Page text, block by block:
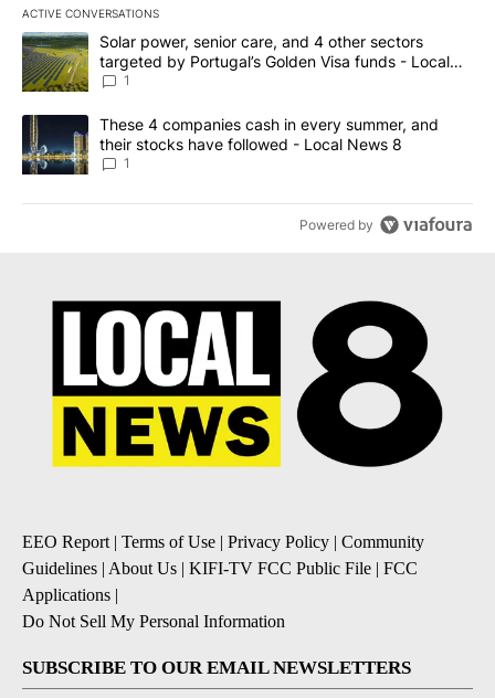
ACTIVE CONVERSATIONS
The following is a list of the most commented articles in the last
A trending article titled "Solar power, senior care, and 4 other
Solar power, senior care, and 4 other sectors
targeted by Portugal’s Golden Visa funds - Local
News 8
1
A trending article titled "These 4 companies cash in every
These 4 companies cash in every summer, and
their stocks have followed - Local News 8
1
Powered by
EEO Report| Terms of Use | Privacy Policy | Community
Guidelines | About Us | KIFI-TV FCC Public File | FCC
Applications |
Do Not Sell My Personal Information
SUBSCRIBE TO OUR EMAIL NEWSLETTERS